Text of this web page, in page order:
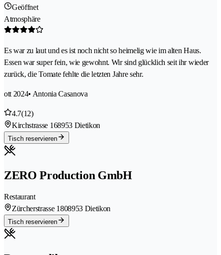
Geöffnet
Atmosphäre
Es war zu laut und es ist noch nicht so heimelig wie im alten Haus.
Essen war super fein, wie gewohnt. Wir sind glücklich seit ihr wieder
zurück, die Tomate fehlte die letzten Jahre sehr.
ott 2024• Antonia Casanova
4.7(12)
Kirchstrasse 168953 Dietikon
Tisch reservieren
ZERO Production GmbH
Restaurant
Zürcherstrasse 1808953 Dietikon
Tisch reservieren